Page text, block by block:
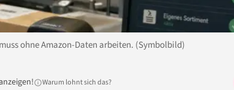
ohne Amazon-Daten arbeiten. (Symbolbild)
Warum lohnt sich das?